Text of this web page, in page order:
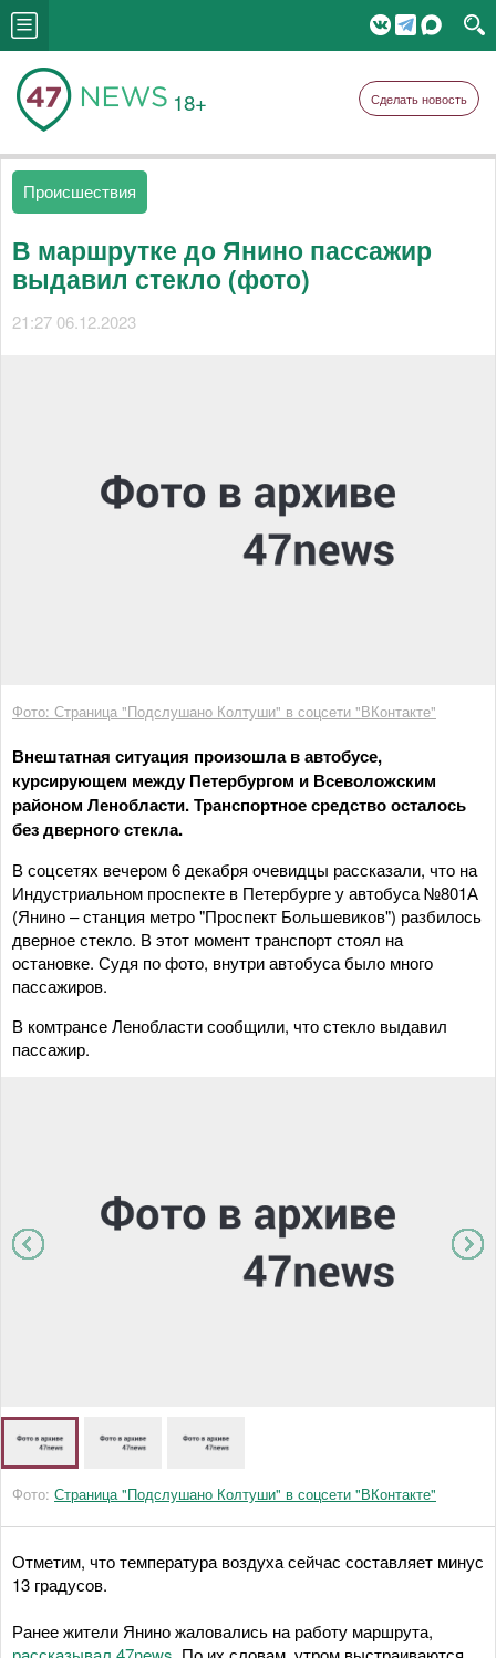
18+ Сделать новость
Происшествия
В маршрутке до Янино пассажир
выдавил стекло (фото)
21:27 06.12.2023
Фото: Страница "Подслушано Колтуши" в соцсети "ВКонтакте"
Внештатная ситуация произошла в автобусе,
курсирующем между Петербургом и Всеволожским
районом Ленобласти. Транспортное средство осталось
без дверного стекла.
В соцсетях вечером 6 декабря очевидцы рассказали, что на
Индустриальном проспекте в Петербурге у автобуса №801А
(Янино – станция метро "Проспект Большевиков") разбилось
дверное стекло. В этот момент транспорт стоял на
остановке. Судя по фото, внутри автобуса было много
пассажиров.
В комтрансе Ленобласти сообщили, что стекло выдавил
пассажир.
Фото: Страница "Подслушано Колтуши" в соцсети "ВКонтакте"
Отметим, что температура воздуха сейчас составляет минус
13 градусов.
Ранее жители Янино жаловались на работу маршрута,